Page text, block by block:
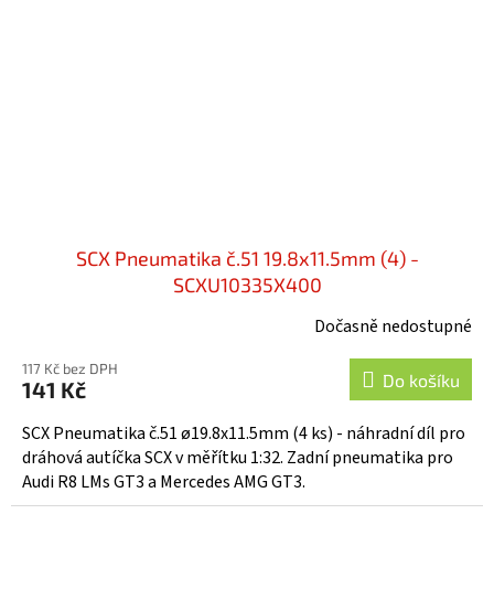
SCX Pneumatika č.51 19.8x11.5mm (4) -
SCXU10335X400
Dočasně nedostupné
117 Kč bez DPH
141 Kč Do košíku
SCX Pneumatika č.51 ø19.8x11.5mm (4 ks) - náhradní díl pro
dráhová autíčka SCX v měřítku 1:32. Zadní pneumatika pro
Audi R8 LMs GT3 a Mercedes AMG GT3.